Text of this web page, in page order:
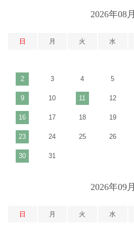
2026年08月
日 月 火 水
2 3 4 5
9 10 11 12
16 17 18 19
23 24 25 26
30 31
2026年09月
日 月 火 水